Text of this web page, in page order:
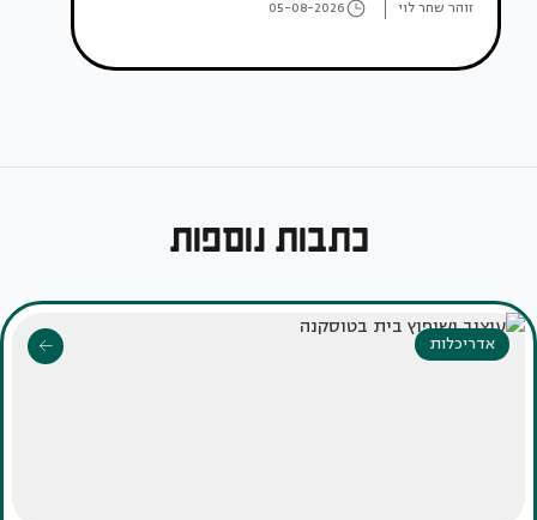
זוהר שחר לוי 05-08-2026
כתבות נוספות
אדריכלות